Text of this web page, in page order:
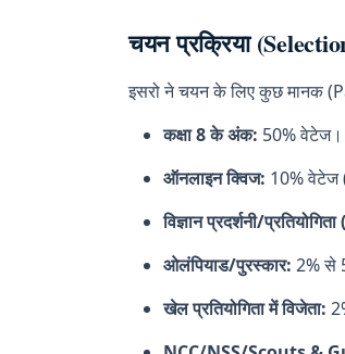
चयन प्रक्रिया
इसरो ने चयन के लिए कुछ मानक
कक्षा 8 के अंक: 50% वेटेज।
ऑनलाइन क्विज: 10% वेटेज
विज्ञान प्रदर्शनी/
ओलंपियाड/पुरस्कार: 2% से
खेल प्रतियोगिता में विजेता: